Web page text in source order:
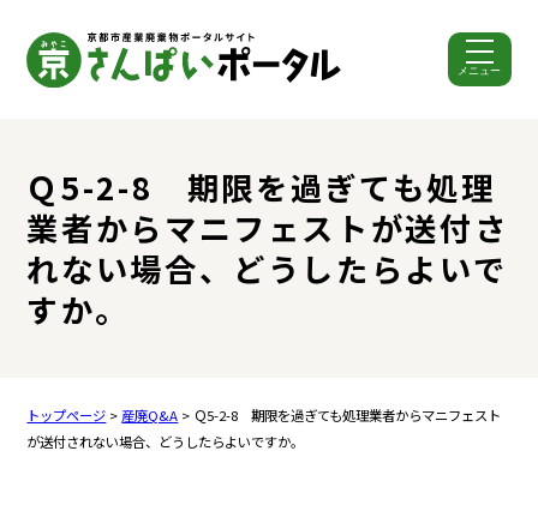
メニュー
Ｑ5-2-8 期限を過ぎても処理
業者からマニフェストが送付さ
れない場合、どうしたらよいで
すか。
トップページ > 産廃Q&A > Ｑ5-2-8 期限を過ぎても処理業者からマニフェスト
が送付されない場合、どうしたらよいですか。